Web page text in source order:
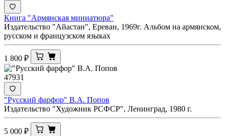
Книга "Армянская миниатюра"
Издательство "Айастан", Ереван, 1969г. Альбом на армянском,
русском и французском языках
1 800 ₽
47931
"Русский фарфор" В.А. Попов
Издательство "Художник РСФСР", Ленинград, 1980 г.
5 000 ₽